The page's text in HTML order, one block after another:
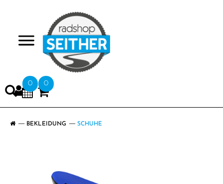
0 0
BEKLEIDUNG SCHUHE